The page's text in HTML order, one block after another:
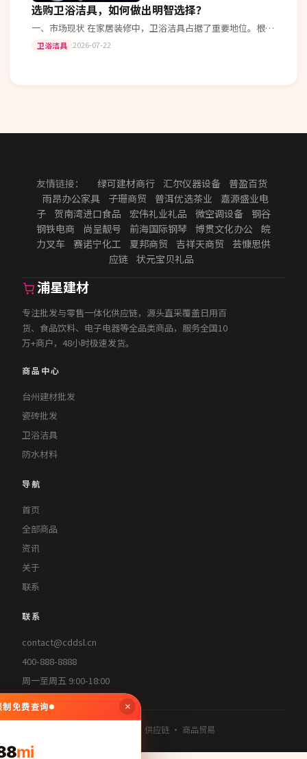
选购卫浴洁具，如何做出明智选择？
一、市场现状 在家居装修中，卫浴洁具占据了重要地位。根据
最近的行业报告指出，国内卫浴市场每年以8%的速度增长。
卫浴洁具 2026-07-22
友情链接： 绿可建材商行 汇尔仪器设备
普盈百货
雨昂办公家具
子珊商贸 普洱优选茶业
嘉源盛业电
子
贺南湾进口食品 宏伟礼业礼品 微空调设备
钢谷
钢铁电商
尚呈靓号 前海国际钢琴 博贯文化办公
皖
力叉车
赛诺宁化工 夏邦商贸 吉祥天商贸
芸慷思供
应链 状元宝贝礼品
浦星建材
专注批发与零售一体化供应链，源头直采覆盖日用百
货、食品饮料、电子电器等全品类商品，服务全国10
万+商户，48小时极速发货。
商品中心
台州建材批发
瓷砖批发
卫浴洁具
防水材料
导航
首页
全部商品
资讯
关于
联系
联系
contact@cddsl.cn
400-888-8888
周一至周五 9:00-18:00
© 2026 浦星建材 · 批发零售 · 供应链 · 商品贸易
×
免费查询
mi